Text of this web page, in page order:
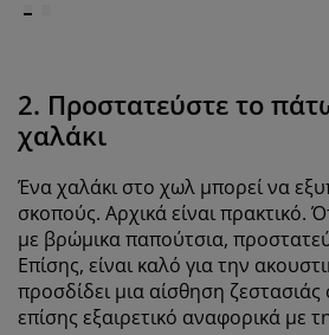
2. Προστατεύστε το
χαλάκι
Ένα χαλάκι στο χωλ μπορεί να
σκοπούς. Αρχικά είναι πρακτικό.
με βρώμικα παπούτσια,
Επίσης, είναι καλό για την
προσδίδει μια αίσθηση ζεστασιάς
επίσης εξαιρετικό αναφορικά με